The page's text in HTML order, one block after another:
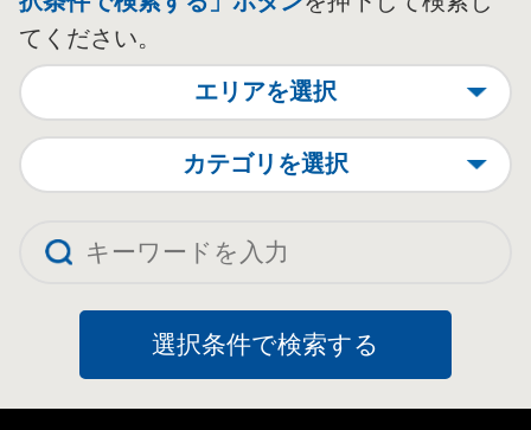
てください。
エリアを選択
カテゴリを選択